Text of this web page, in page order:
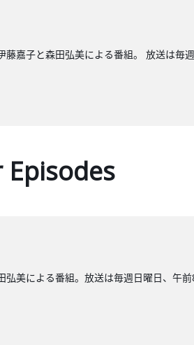
嘉子と森田弘美による番組。 放送は毎
Episodes
美による番組。放送は毎週日曜日、午